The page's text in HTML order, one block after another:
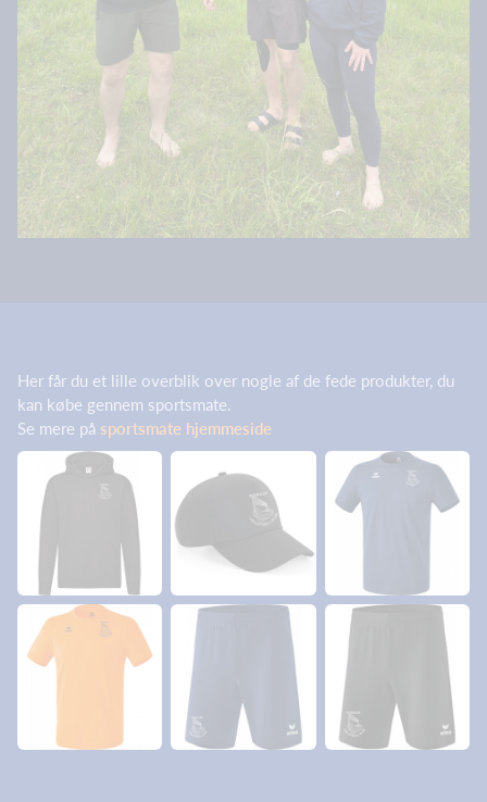
Her får du et lille overblik over nogle af de fede produkter, du
kan købe gennem sportsmate.
Se mere på sportsmate hjemmeside